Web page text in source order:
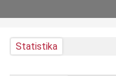
Statistika